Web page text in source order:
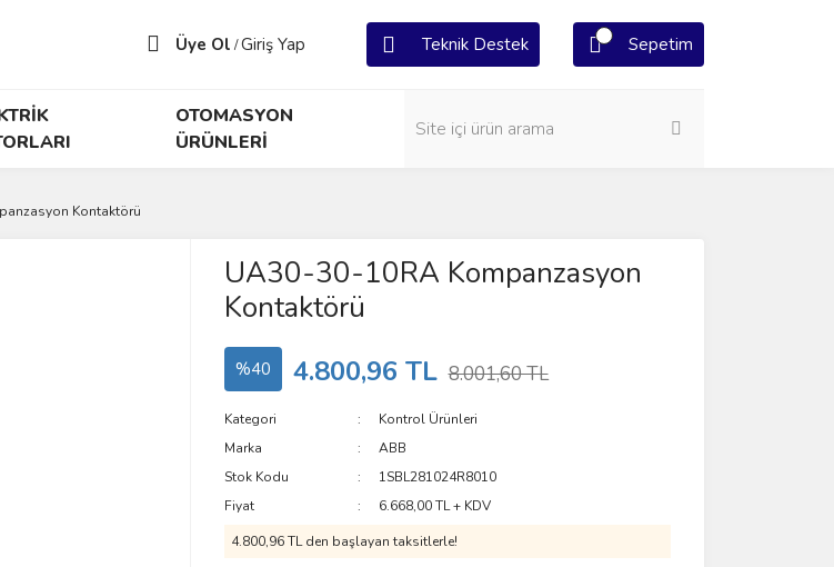
Üye Ol /Giriş Yap Teknik Destek Sepetim
OTOMASYON
ÜRÜNLERİ
Kontaktörü
UA30-30-10RA Kompanzasyon
Kontaktörü
%40 4.800,96 TL 8.001,60 TL
Kategori
Kontrol Ürünleri
Marka
ABB
Stok Kodu
1SBL281024R8010
Fiyat
6.668,00 TL + KDV
4.800,96 TL den başlayan taksitlerle!